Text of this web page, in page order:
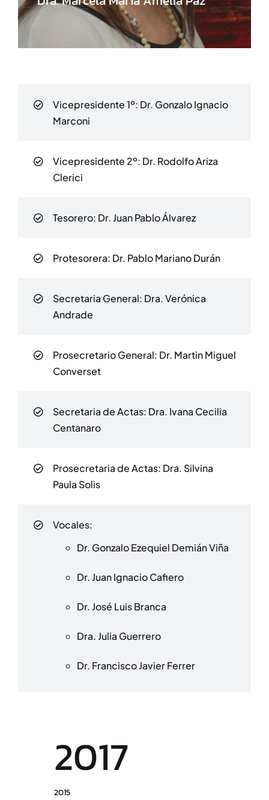
Vicepresidente 1º: Dr. Gonzalo Ignacio
Marconi
Vicepresidente 2º: Dr. Rodolfo Ariza
Clerici
Tesorero: Dr. Juan Pablo Álvarez
Protesorera: Dr. Pablo Mariano Durán
Secretaria General: Dra. Verónica
Andrade
Prosecretario General: Dr. Martin Miguel
Converset
Secretaria de Actas: Dra. Ivana Cecilia
Centanaro
Prosecretaria de Actas: Dra. Silvina
Paula Solis
Vocales:
Dr. Gonzalo Ezequiel Demián Viña
Dr. Juan Ignacio Cafiero
Dr. José Luis Branca
Dra. Julia Guerrero
Dr. Francisco Javier Ferrer
2017
2015